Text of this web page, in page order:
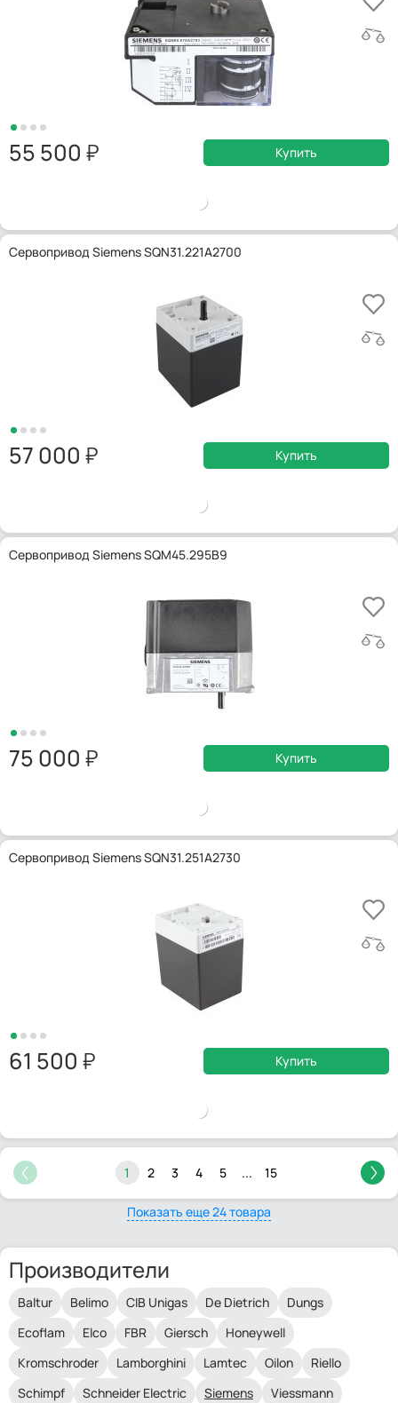
55 500 Купить
Сервопривод Siemens SQN31.221A2700
57 000 Купить
Сервопривод Siemens SQM45.295B9
75 000 Купить
Сервопривод Siemens SQN31.251A2730
61 500 Купить
1 2 3 4 5 ... 15
Показать еще 24 товара
Производители
Baltur Belimo CIB Unigas De Dietrich
Dungs
Ecoflam
Elco FBR Giersch
Honeywell
Kromschroder
Lamborghini Lamtec Oilon
Riello
Schimpf
Schneider Electric Siemens
Viessmann